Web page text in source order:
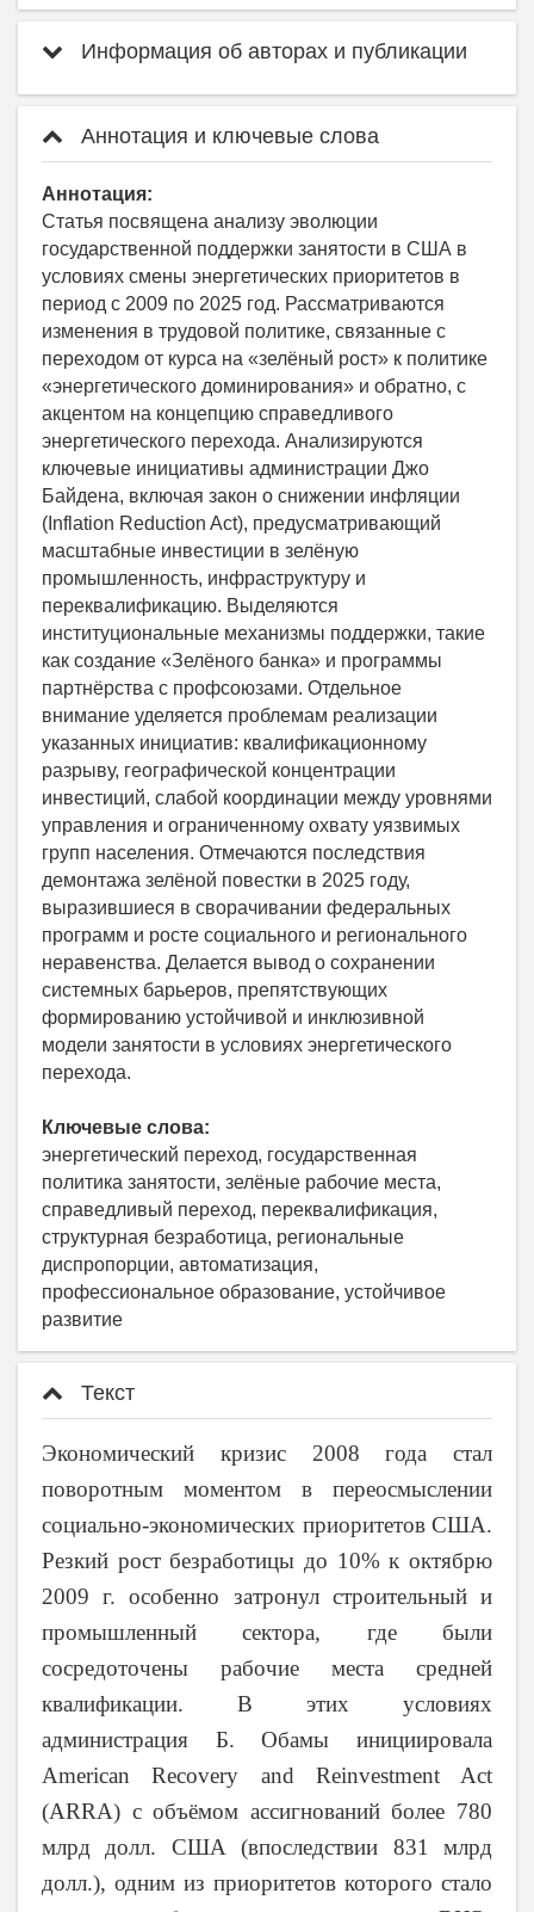
Информация об авторах и публикации
Аннотация и ключевые слова
Аннотация:
Статья посвящена анализу эволюции
государственной поддержки занятости в США в
условиях смены энергетических приоритетов в
период с 2009 по 2025 год. Рассматриваются
изменения в трудовой политике, связанные с
переходом от курса на «зелёный рост» к политике
«энергетического доминирования» и обратно, с
акцентом на концепцию справедливого
энергетического перехода. Анализируются
ключевые инициативы администрации Джо
Байдена, включая закон о снижении инфляции
(Inflation Reduction Act), предусматривающий
масштабные инвестиции в зелёную
промышленность, инфраструктуру и
переквалификацию. Выделяются
институциональные механизмы поддержки, такие
как создание «Зелёного банка» и программы
партнёрства с профсоюзами. Отдельное
внимание уделяется проблемам реализации
указанных инициатив: квалификационному
разрыву, географической концентрации
инвестиций, слабой координации между уровнями
управления и ограниченному охвату уязвимых
групп населения. Отмечаются последствия
демонтажа зелёной повестки в 2025 году,
выразившиеся в сворачивании федеральных
программ и росте социального и регионального
неравенства. Делается вывод о сохранении
системных барьеров, препятствующих
формированию устойчивой и инклюзивной
модели занятости в условиях энергетического
перехода.
Ключевые слова:
энергетический переход, государственная
политика занятости, зелёные рабочие места,
справедливый переход, переквалификация,
структурная безработица, региональные
диспропорции, автоматизация,
профессиональное образование, устойчивое
развитие
Текст
Экономический кризис 2008 года стал
поворотным моментом в переосмыслении
социально-экономических приоритетов США.
Резкий рост безработицы до 10% к октябрю
2009 г. особенно затронул строительный и
промышленный сектора, где были
сосредоточены рабочие места средней
квалификации. В этих условиях
администрация Б. Обамы инициировала
American Recovery and Reinvestment Act
(ARRA) с объёмом ассигнований более 780
млрд долл. США (впоследствии 831 млрд
долл.), одним из приоритетов которого стало